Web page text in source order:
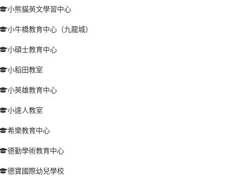
小熊貓英文學習中心
小牛橋教育中心（九龍城）
小碩士教育中心
小稻田教室
小英雄教育中心
小達人教室
希樂教育中心
德勤學術教育中心
德寶國際幼兒學校